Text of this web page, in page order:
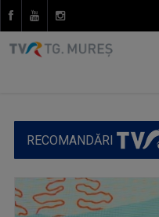
RECOMANDĂRI